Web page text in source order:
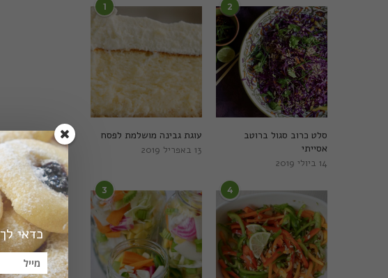
1
עוגת גבינה מושלמת לפסח
13 באפריל 2019
2
סלט כרוב סגול ברוטב
אסייתי
14 ביולי 2019
3 4
כדאי